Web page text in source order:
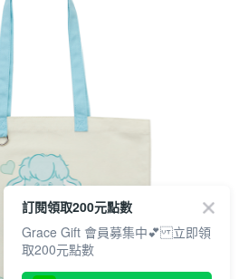
訂閱領取200元點數
Grace Gift 會員募集中💕 立即領
取200元點數